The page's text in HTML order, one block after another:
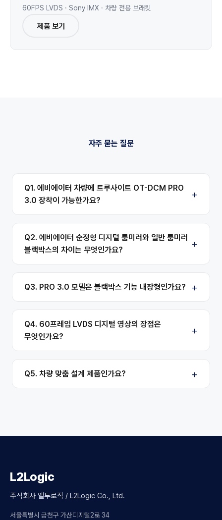
60FPS LVDS · Sony IMX · 차량 전용 브래킷
제품 보기
자주 묻는 질문
Q1. 에비에이터 차량에 트루사이트 OT-DCM PRO
3.0 장착이 가능한가요?
Q2. 에비에이터 순정형 디지털 룸미러와 일반 룸미러
블랙박스의 차이는 무엇인가요?
Q3. PRO 3.0 모델은 블랙박스 기능 내장형인가요?
Q4. 60프레임 LVDS 디지털 영상의 장점은
무엇인가요?
Q5. 차량 맞춤 설계 제품인가요?
L2Logic
주식회사 엘투로직 / L2Logic Co., Ltd.
서울특별시 금천구 가산디지털2로 34